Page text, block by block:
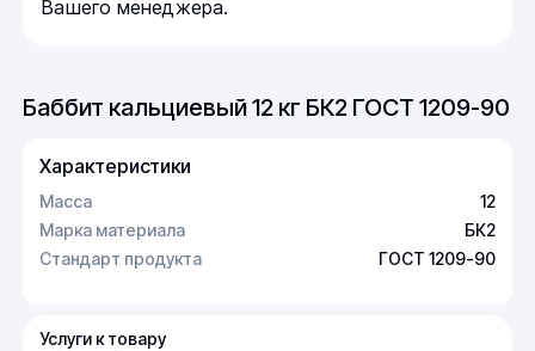
Вашего менеджера.
Баббит кальциевый 12 кг БК2 ГОСТ 1209-90
Характеристики
Масса
12
Марка материала
БК2
Стандарт продукта
ГОСТ 1209-90
Услуги к товару